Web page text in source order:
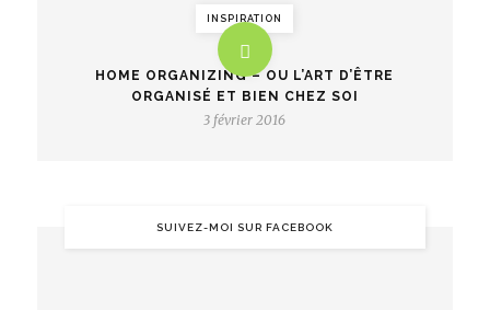
INSPIRATION
HOME ORGANIZING – OU L’ART D’ÊTRE
ORGANISÉ ET BIEN CHEZ SOI
3 février 2016
SUIVEZ-MOI SUR FACEBOOK